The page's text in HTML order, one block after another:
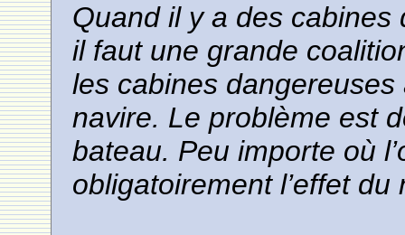
Quand il y a des
il faut une grande
les cabines
navire. Le problème est
bateau. Peu importe où
obligatoirement l’effet